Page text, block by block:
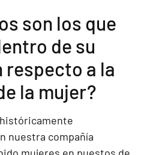
son los que
de su
respecto a la
la mujer?
nuestra compañía